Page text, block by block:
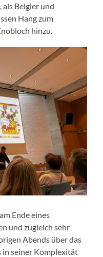
als Belgier und
Hang zum
hinzu.
Ende eines
und zugleich sehr
Abends über das
in seiner Komplexität